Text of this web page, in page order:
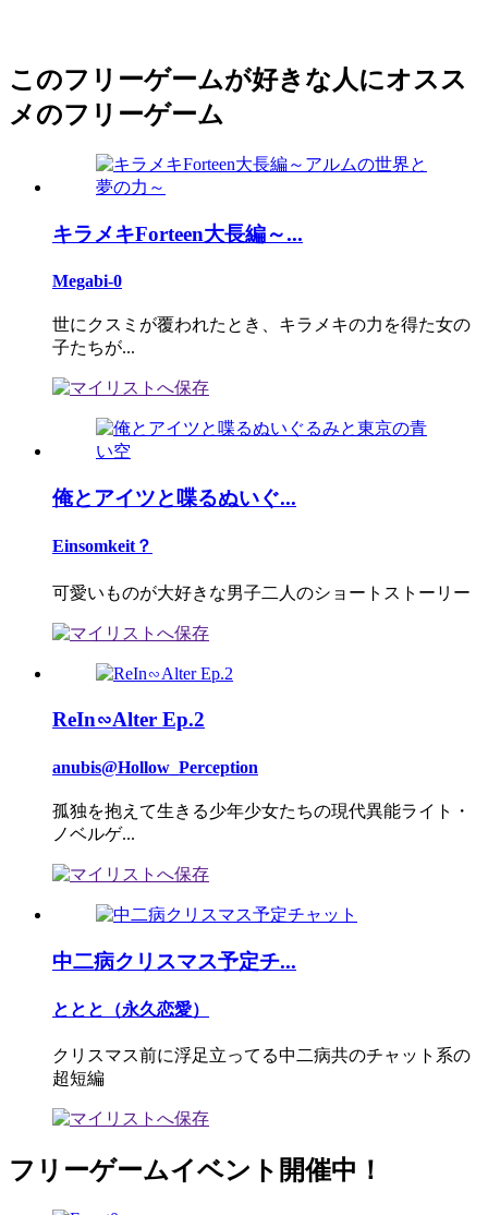
このフリーゲームが好きな人にオスス
メのフリーゲーム
キラメキForteen大長編～...
Megabi-0
世にクスミが覆われたとき、キラメキの力を得た女の
子たちが...
俺とアイツと喋るぬいぐ...
Einsomkeit？
可愛いものが大好きな男子二人のショートストーリー
ReIn∽Alter Ep.2
anubis@Hollow_Perception
孤独を抱えて生きる少年少女たちの現代異能ライト・
ノベルゲ...
中二病クリスマス予定チ...
ととと（永久恋愛）
クリスマス前に浮足立ってる中二病共のチャット系の
超短編
フリーゲームイベント開催中！